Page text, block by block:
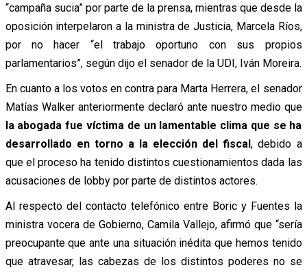
“campaña sucia” por parte de la prensa, mientras que desde la
oposición interpelaron a la ministra de Justicia, Marcela Ríos,
por no hacer “el trabajo oportuno con sus propios
parlamentarios”, según dijo el senador de la UDI, Iván Moreira.
En cuanto a los votos en contra para Marta Herrera, el senador
Matías Walker anteriormente declaró ante nuestro medio que
la abogada fue víctima de un lamentable clima que se ha
desarrollado en torno a la elección del fiscal, debido a
que el proceso ha tenido distintos cuestionamientos dada las
acusaciones de lobby por parte de distintos actores.
Al respecto del contacto telefónico entre Boric y Fuentes la
ministra vocera de Gobierno, Camila Vallejo, afirmó que “sería
preocupante que ante una situación inédita que hemos tenido
que atravesar, las cabezas de los distintos poderes no se